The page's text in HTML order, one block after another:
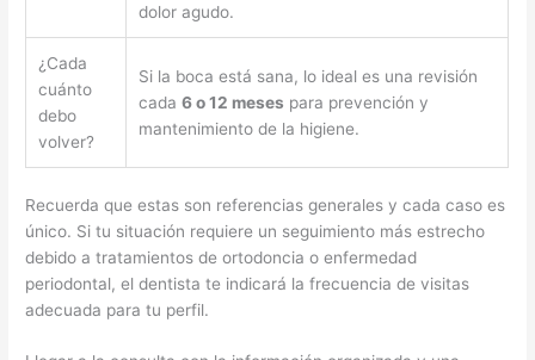
dolor agudo.
¿Cada
cuánto
debo
volver?
Si la boca está sana, lo ideal es una revisión
cada6 o 12 meses para prevención y
mantenimiento de la higiene.
Recuerda que estas son referencias generales y cada caso es
único. Si tu situación requiere un seguimiento más estrecho
debido a tratamientos de ortodoncia o enfermedad
periodontal, el dentista te indicará la frecuencia de visitas
adecuada para tu perfil.